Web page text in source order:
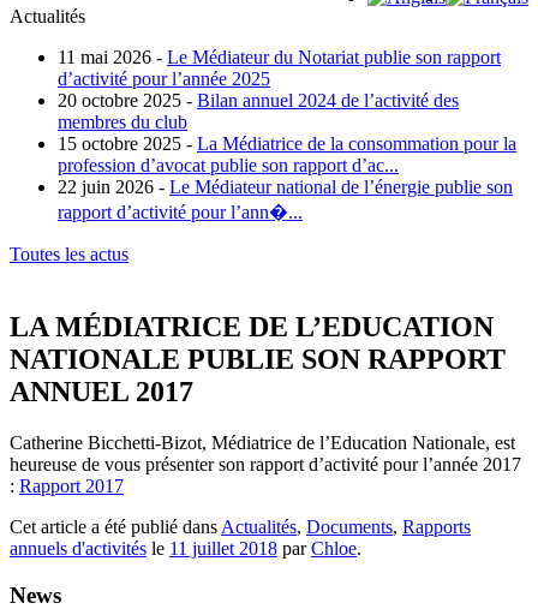
Actualités
11 mai 2026 - Le Médiateur du Notariat publie son rapport
d’activité pour l’année 2025
20 octobre 2025 - Bilan annuel 2024 de l’activité des
membres du club
15 octobre 2025 - La Médiatrice de la consommation pour la
profession d’avocat publie son rapport d’ac...
22 juin 2026 - Le Médiateur national de l’énergie publie son
rapport d’activité pour l’ann�...
Toutes les actus
LA MÉDIATRICE DE L’EDUCATION
NATIONALE PUBLIE SON RAPPORT
ANNUEL 2017
Catherine Bicchetti-Bizot, Médiatrice de l’Education Nationale, est
heureuse de vous présenter son rapport d’activité pour l’année 2017
: Rapport 2017
Cet article a été publié dans Actualités, Documents, Rapports
annuels d'activités le 11 juillet 2018 parChloe.
News